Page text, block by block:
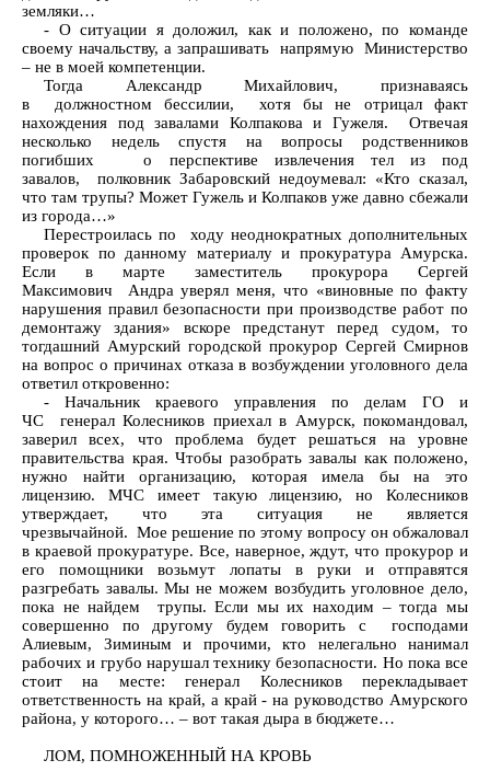
земляки…
- О ситуации я доложил, как и положено, по команде
своему начальству, а запрашивать напрямую Министерство
– не в моей компетенции.
Тогда Александр Михайлович, признаваясь
в должностном бессилии, хотя бы не отрицал факт
нахождения под завалами Колпакова и Гужеля. Отвечая
несколько недель спустя на вопросы родственников
погибших о перспективе извлечения тел из под
завалов, полковник Забаровский недоумевал: «Кто сказал,
что там трупы? Может Гужель и Колпаков уже давно сбежали
из города…»
Перестроилась по ходу неоднократных дополнительных
проверок по данному материалу и прокуратура Амурска.
Если в марте заместитель прокурора Сергей
Максимович Андра уверял меня, что «виновные по факту
нарушения правил безопасности при производстве работ по
демонтажу здания» вскоре предстанут перед судом, то
тогдашний Амурский городской прокурор Сергей Смирнов
на вопрос о причинах отказа в возбуждении уголовного дела
ответил откровенно:
- Начальник краевого управления по делам ГО и
ЧС генерал Колесников приехал в Амурск, покомандовал,
заверил всех, что проблема будет решаться на уровне
правительства края. Чтобы разобрать завалы как положено,
нужно найти организацию, которая имела бы на это
лицензию. МЧС имеет такую лицензию, но Колесников
утверждает, что эта ситуация не является
чрезвычайной. Мое решение по этому вопросу он обжаловал
в краевой прокуратуре. Все, наверное, ждут, что прокурор и
его помощники возьмут лопаты в руки и отправятся
разгребать завалы. Мы не можем возбудить уголовное дело,
пока не найдем трупы. Если мы их находим – тогда мы
совершенно по другому будем говорить с господами
Алиевым, Зиминым и прочими, кто нелегально нанимал
рабочих и грубо нарушал технику безопасности. Но пока все
стоит на месте: генерал Колесников перекладывает
ответственность на край, а край - на руководство Амурского
района, у которого… – вот такая дыра в бюджете…
ЛОМ, ПОМНОЖЕННЫЙ НА КРОВЬ